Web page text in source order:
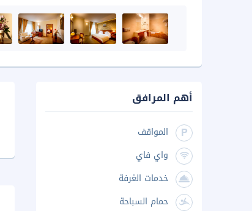
أهم المرافق
المواقف
واي فاي
خدمات الغرفة
حمام السباحة